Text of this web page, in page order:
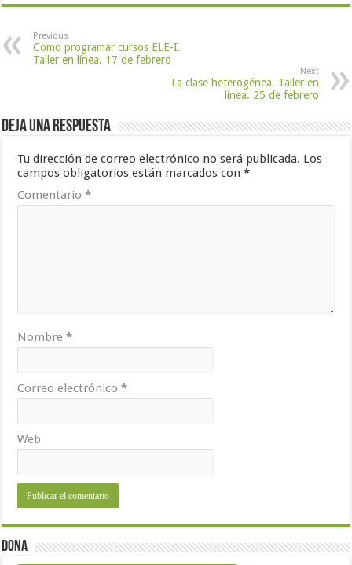
Previous
Como programar cursos ELE-I.
Taller en línea. 17 de febrero
Next
La clase heterogénea. Taller en
línea. 25 de febrero
Deja una respuesta
Tu dirección de correo electrónico no será publicada. Los
campos obligatorios están marcados con*
Comentario*
Nombre*
Correo electrónico*
Web
Dona